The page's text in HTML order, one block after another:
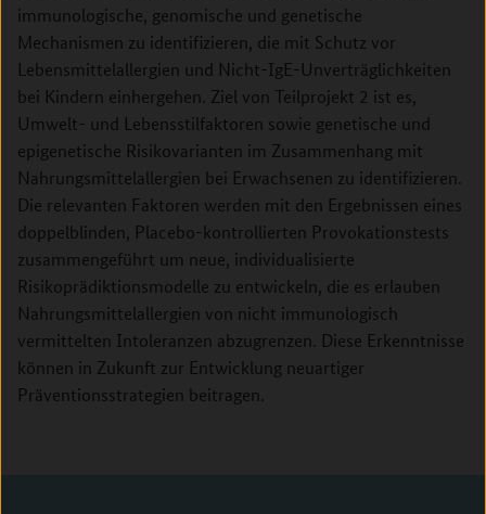
immunologische, genomische und genetische
Mechanismen zu identifizieren, die mit Schutz vor
Lebensmittelallergien und Nicht-IgE-Unverträglichkeiten
bei Kindern einhergehen. Ziel von Teilprojekt 2 ist es,
Umwelt- und Lebensstilfaktoren sowie genetische und
epigenetische Risikovarianten im Zusammenhang mit
Nahrungsmittelallergien bei Erwachsenen zu identifizieren.
Die relevanten Faktoren werden mit den Ergebnissen eines
doppelblinden, Placebo-kontrollierten Provokationstests
zusammengeführt um neue, individualisierte
Risikoprädiktionsmodelle zu entwickeln, die es erlauben
Nahrungsmittelallergien von nicht immunologisch
vermittelten Intoleranzen abzugrenzen. Diese Erkenntnisse
können in Zukunft zur Entwicklung neuartiger
Präventionsstrategien beitragen.